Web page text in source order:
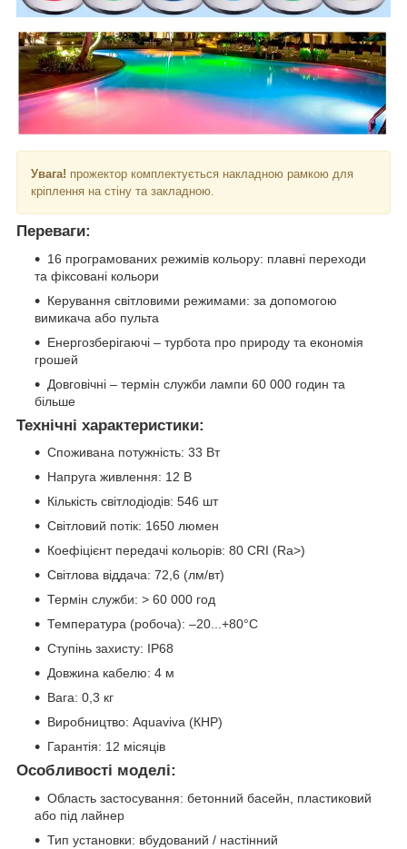
Увага! прожектор комплектується накладною рамкою для
кріплення на стіну та закладною.
Переваги:
16 програмованих режимів кольору: плавні переходи
та фіксовані кольори
Керування світловими режимами: за допомогою
вимикача або пульта
Енергозберігаючі – турбота про природу та економія
грошей
Довговічні – термін служби лампи 60 000 годин та
більше
Технічні характеристики:
Споживана потужність: 33 Вт
Напруга живлення: 12 В
Кількість світлодіодів: 546 шт
Світловий потік: 1650 люмен
Коефіцієнт передачі кольорів: 80 CRI (Ra>)
Світлова віддача: 72,6 (лм/вт)
Термін служби: > 60 000 год
Температура (робоча): –20...+80°С
Ступінь захисту: IP68
Довжина кабелю: 4 м
Вага: 0,3 кг
Виробництво: Aquaviva (КНР)
Гарантія: 12 місяців
Особливості моделі:
Область застосування: бетонний басейн, пластиковий
або під лайнер
Тип установки: вбудований / настінний